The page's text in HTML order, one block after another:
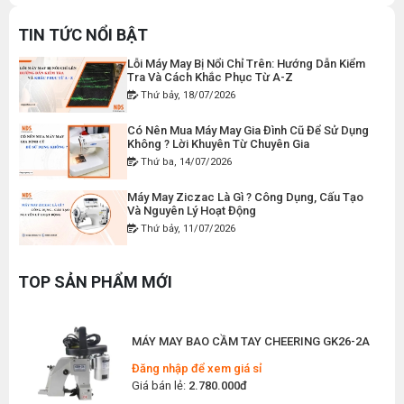
TIN TỨC NỔI BẬTThứ tư, 22/07/2026
Lỗi Máy May Bị Nổi Chỉ Trên: Hướng Dẫn Kiểm
Tra Và Cách Khắc Phục Từ A-Z
Thứ bảy, 18/07/2026
Có Nên Mua Máy May Gia Đình Cũ Để Sử Dụng
Không ? Lời Khuyên Từ Chuyên Gia
Thứ ba, 14/07/2026
Máy May Ziczac Là Gì ? Công Dụng, Cấu Tạo
Và Nguyên Lý Hoạt Động
Thứ bảy, 11/07/2026
Đúng Kỹ Thuật
Hóa Giúp Xưởng May Tăng Năng Suất
Thứ bảy, 04/07/2026
TOP SẢN PHẨM MỚI
Giá bán lẻ:
Đăng nhập để xem giá sỉ
Giá bán lẻ: 2.400.000đ
MÁY MAY BAO CẦM TAY GK9-500 KHÔNG BÌNH
DẦU
Giá bán lẻ:
MÁY MAY BAO CẦM TAY CHEERING GK26-2A
Đăng nhập để xem giá sỉ
Giá bán lẻ: 2.780.000đ